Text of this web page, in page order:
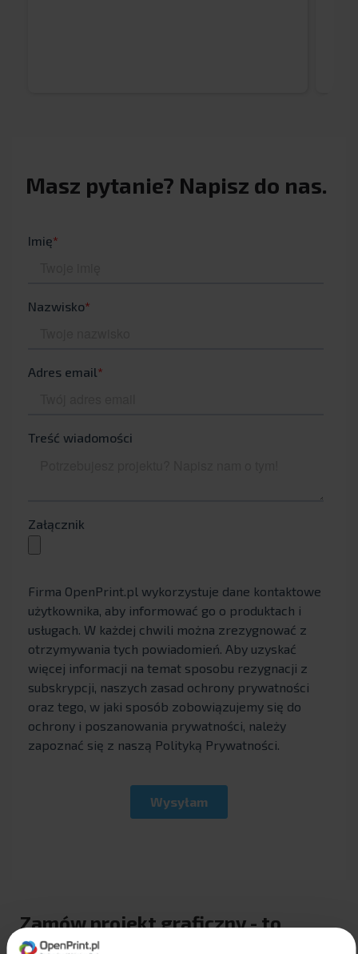
Masz pytanie? Napisz do nas.
Zamów projekt graficzny - to
proste!